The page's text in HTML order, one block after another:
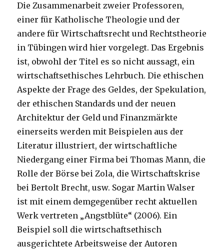
Die Zusammenarbeit zweier Professoren,
einer für Katholische Theologie und der
andere für Wirtschaftsrecht und Rechtstheorie
in Tübingen wird hier vorgelegt. Das Ergebnis
ist, obwohl der Titel es so nicht aussagt, ein
wirtschaftsethisches Lehrbuch. Die ethischen
Aspekte der Frage des Geldes, der Spekulation,
der ethischen Standards und der neuen
Architektur der Geld und Finanzmärkte
einerseits werden mit Beispielen aus der
Literatur illustriert, der wirtschaftliche
Niedergang einer Firma bei Thomas Mann, die
Rolle der Börse bei Zola, die Wirtschaftskrise
bei Bertolt Brecht, usw. Sogar Martin Walser
ist mit einem demgegenüber recht aktuellen
Werk vertreten „Angstblüte“ (2006).Ein
Beispiel soll die wirtschaftsethisch
ausgerichtete Arbeitsweise der Autoren